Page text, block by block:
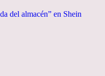
del almacén” en Shein